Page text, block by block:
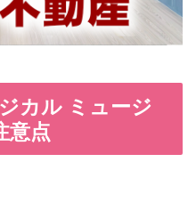
カル ミュージ
意点